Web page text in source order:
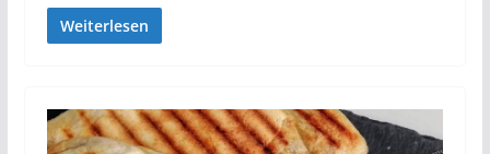
Weiterlesen